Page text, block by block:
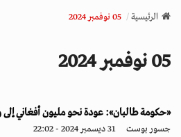
v
a
o
n
الرئيسية 05 نوفمبر 2024
05 نوفمبر 2024
«حكومة طالبان»: عودة نحو مليون أفغاني إلى
جسور بوست 31 ديسمبر 2024 - 22:02